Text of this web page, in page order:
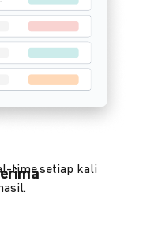
time setiap kali